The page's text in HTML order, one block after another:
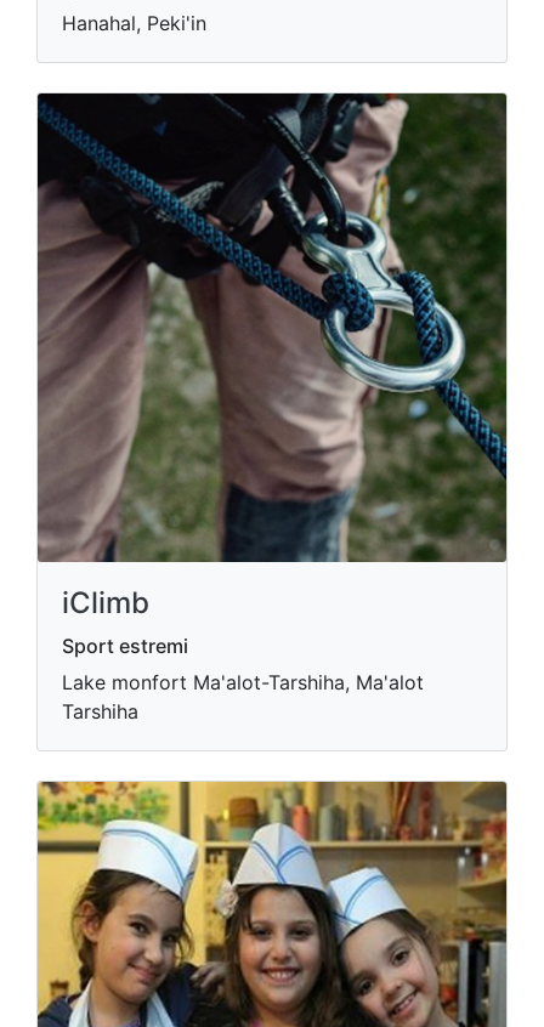
Hanahal, Peki'in
iClimb
Sport estremi
Lake monfort Ma'alot-Tarshiha, Ma'alot
Tarshiha